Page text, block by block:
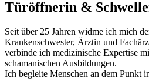
Türöffnerin &
Seit über 25 Jahren widme ich mich
Krankenschwester, Ärztin und
verbinde ich medizinische Expertise
schamanischen Ausbildungen.
Ich begleite Menschen an dem Punkt